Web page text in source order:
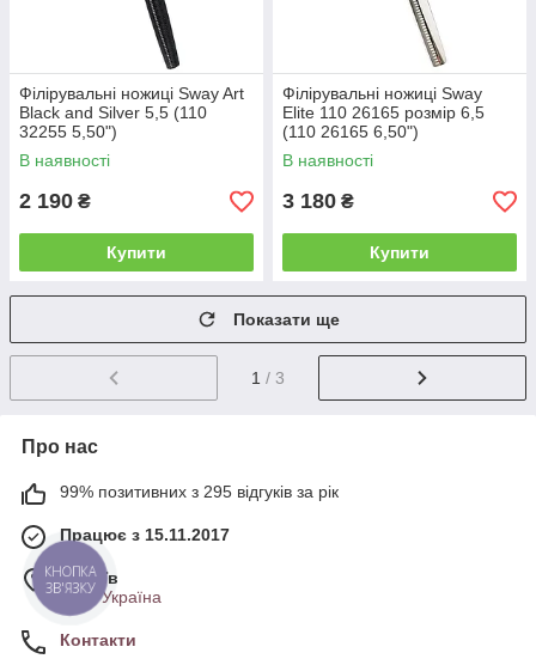
Філірувальні ножиці Sway Art
Black and Silver 5,5 (110
32255 5,50")
В наявності
2 190 ₴
Купити
Філірувальні ножиці Sway
Elite 110 26165 розмір 6,5
(110 26165 6,50")
В наявності
3 180 ₴
Купити
Показати ще
1 / 3
Про нас
99% позитивних з 295 відгуків за рік
Працює з 15.11.2017
м. Київ
Київ, Україна
Контакти
КНОПКА
ЗВ'ЯЗКУ